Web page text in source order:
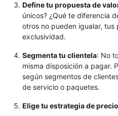
Define tu propuesta de
únicos? ¿Qué te diferencia
otros no pueden igualar, tus
exclusividad.
Segmenta tu clientela: No
misma disposición a pagar.
según segmentos de
de servicio o paquetes.
Elige tu estrategia de